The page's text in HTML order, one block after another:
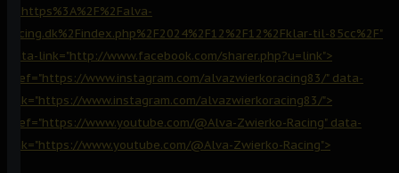
u=https%3A%2F%2Falva-
racing.dk%2Findex.php%2F2024%2F12%2F12%2Fklar-til-85cc%2F"
data-link="http://www.facebook.com/sharer.php?u=link">
href="https://www.instagram.com/alvazwierkoracing83/" data-
link="https://www.instagram.com/alvazwierkoracing83/">
href="https://www.youtube.com/@Alva-Zwierko-Racing" data-
link="https://www.youtube.com/@Alva-Zwierko-Racing">